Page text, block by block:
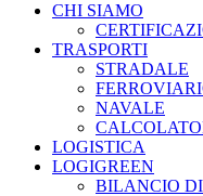
CHI SIAMO
TRASPORTI
STRADALE
NAVALE
LOGISTICA
LOGIGREEN
BILANCIO DI